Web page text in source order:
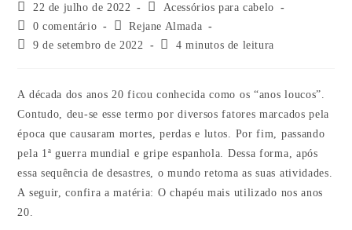
22 de julho de 2022
Acessórios para cabelo
0 comentário
Rejane Almada
9 de setembro de 2022
4 minutos de leitura
A década dos anos 20 ficou conhecida como os “anos loucos”.
Contudo, deu-se esse termo por diversos fatores marcados pela
época que causaram mortes, perdas e lutos. Por fim, passando
pela 1ª guerra mundial e gripe espanhola. Dessa forma, após
essa sequência de desastres, o mundo retoma as suas atividades.
A seguir, confira a matéria: O chapéu mais utilizado nos anos
20.